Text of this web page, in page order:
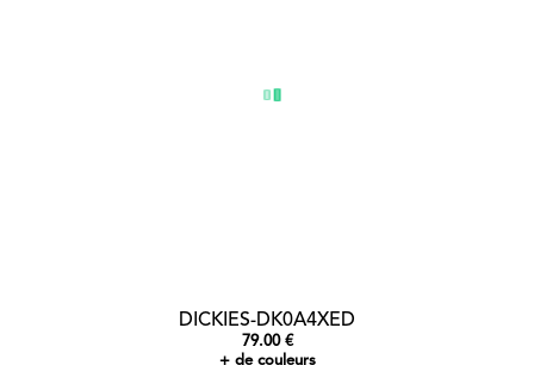
DICKIES-DK0A4XED
79.00 €
+ de couleurs